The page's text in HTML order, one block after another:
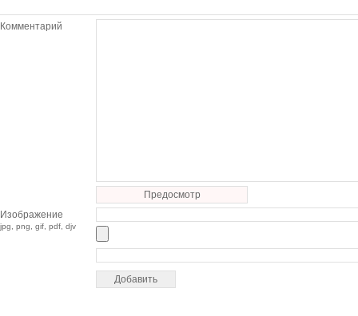
Комментарий
Предосмотр
Изображение
jpg, png, gif, pdf, djv